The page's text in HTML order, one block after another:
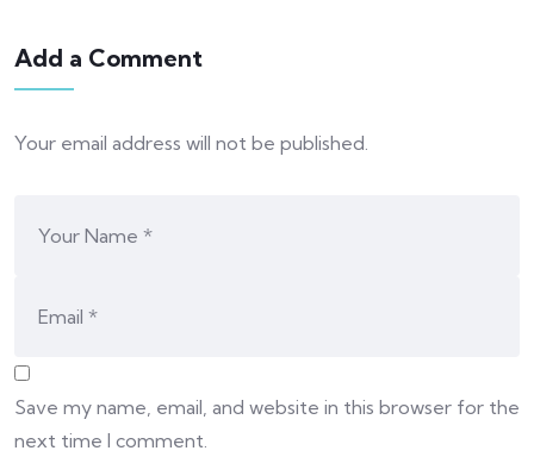
Add a Comment
Your email address will not be published.
Save my name, email, and website in this browser for the
next time I comment.